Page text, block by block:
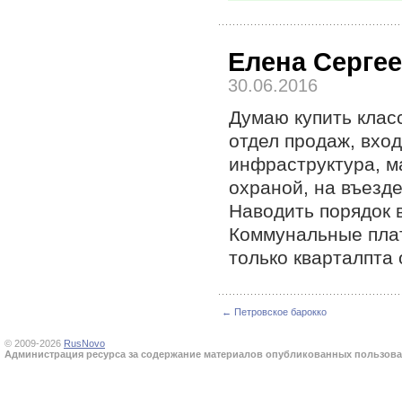
Елена
30.06.2016
Думаю купить
отдел продаж,
инфраструктура,
охраной, на
Наводить порядок
Коммунальные
только
← Петровское барокко
© 2009-2026 RusNovo
Администрация ресурса за содержание материалов опубликованных